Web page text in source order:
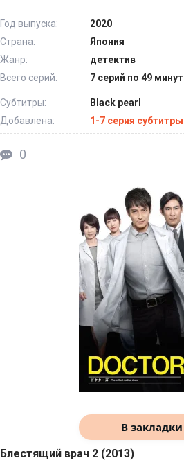
Год выпуска:
2020
Страна:
Япония
Жанр:
детектив
Всего серий:
7 серий по 49 минут
Субтитры:
Black pearl
Добавлена:
1-7 серия субтитры
0
В закладки
Блестящий врач 2 (2013)